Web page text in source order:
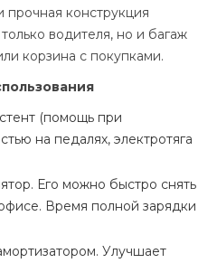
прочная конструкция
водителя, но и багаж
корзина с покупками.
(помощь при
на педалях, электротяга
Его можно быстро снять
Время полной зарядки
Улучшает